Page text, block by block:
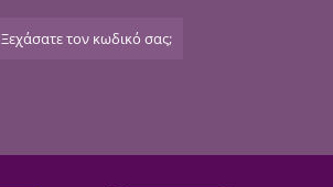
Ξεχάσατε τον κωδικό σας;